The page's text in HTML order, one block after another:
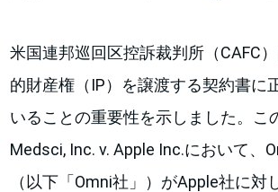
米国連邦巡回区控訴裁判所（CAFC
的財産権（IP）を譲渡する契約書に
いることの重要性を示しました。こ
Medsci, Inc. v. Apple Inc.において、
（以下「Omni社」）がApple社に対